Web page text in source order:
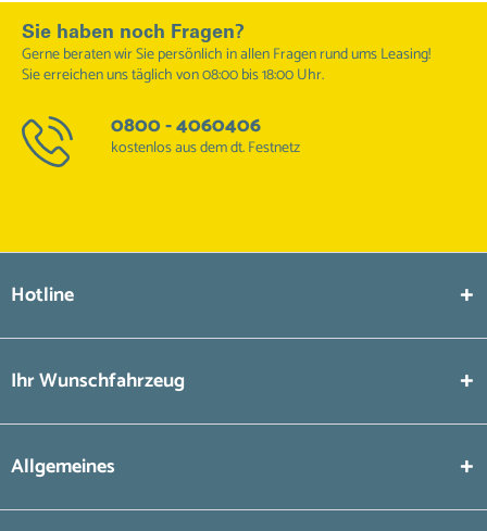
Sie haben noch Fragen?
Gerne beraten wir Sie persönlich in allen Fragen rund ums Leasing!
Sie erreichen uns täglich von 08:00 bis 18:00 Uhr.
0800 - 4060406
kostenlos aus dem dt. Festnetz
Hotline
Ihr Wunschfahrzeug
Allgemeines